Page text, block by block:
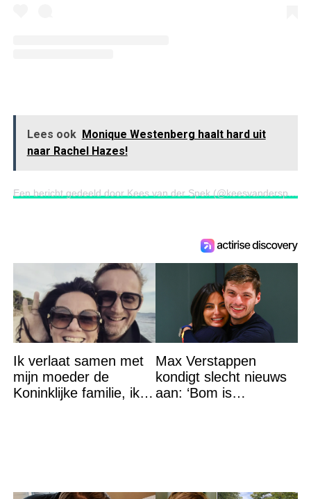
Lees ook Monique Westenberg haalt hard uit
naar Rachel Hazes!
Ik verlaat samen met
mijn moeder de
Koninklijke familie, ik
Max Verstappen
kondigt slecht nieuws
aan: ‘Bom is